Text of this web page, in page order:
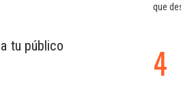
tu público
que
4